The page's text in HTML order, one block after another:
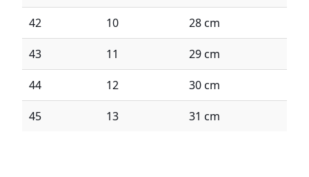
42 10 28 cm
43 11 29 cm
44 12 30 cm
45 13 31 cm